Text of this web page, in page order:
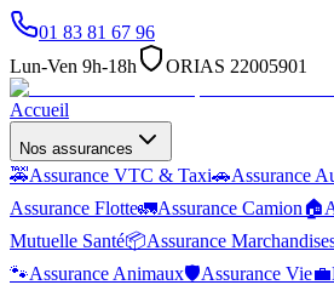
01 83 81 67 96
Lun-Ven 9h-18h
ORIAS 22005901
Accueil
Nos assurances
🚕Assurance VTC & Taxi🚗Assurance
Assurance Flotte🚛Assurance Camion🏠
Mutuelle Santé📦Assurance
🐾Assurance Animaux🛡️Assurance Vie💼